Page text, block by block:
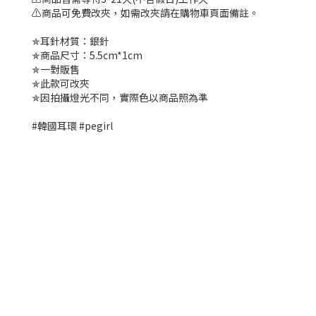
⚠️商品可免費改夾，如需改夾請在購物車頁面備註。
✯耳針材質：銀針
✯商品尺寸：5.5cm*1cm
✯一對販售
✯此款可改夾
✯因拍攝燈光不同，實際色以商品照為準
#韓國耳環 #pegirl